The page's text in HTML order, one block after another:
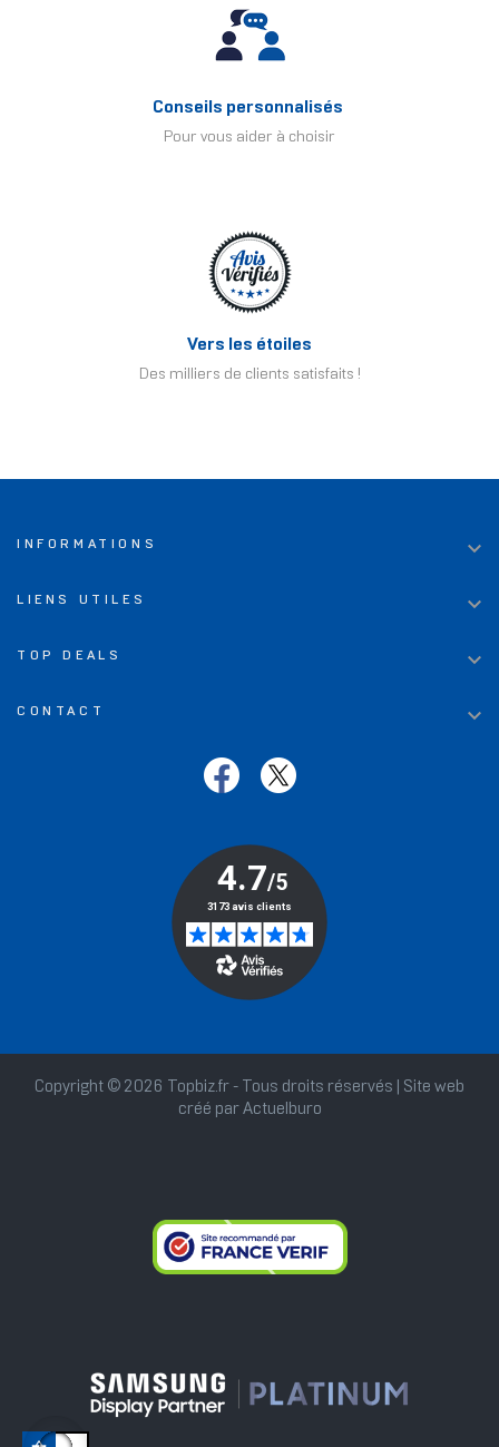
Conseils personnalisés
Pour vous aider à choisir
Vers les étoiles
Des milliers de clients satisfaits !
INFORMATIONS 
LIENS UTILES 
TOP DEALS 
CONTACT 
Copyright © 2026 Topbiz.fr - Tous droits réservés | Site web
créé par Actuelburo